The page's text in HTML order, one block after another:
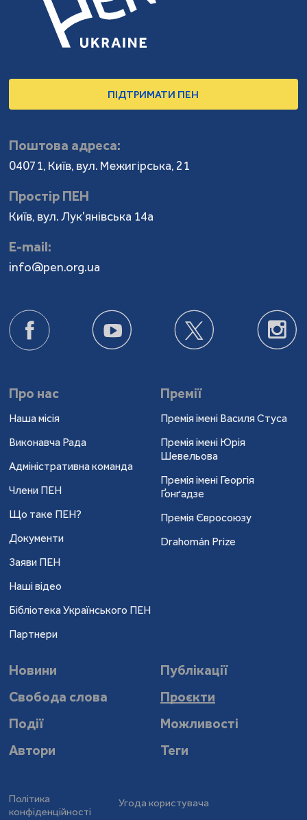
ПІДТРИМАТИ ПЕН
Поштова адреса:
04071, Київ, вул. Межигірська, 21
Простір ПЕН
Київ, вул. Лук'янівська 14а
Е-mail:
info@pen.org.ua
Про нас
Наша місія
Виконавча Рада
Адміністративна команда
Члени ПЕН
Що таке ПЕН?
Документи
Заяви ПЕН
Наші відео
Бібліотека Українського ПЕН
Партнери
Премії
Премія імені Василя Стуса
Премія імені Юрія
Шевельова
Премія імені Георгія
Ґонґадзе
Премія Євросоюзу
Drahomán Prize
Новини
Публікації
Свобода слова
Проєкти
Події
Можливості
Автори
Теги
Політика
конфіденційності
Угода користувача